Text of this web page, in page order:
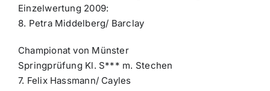
Einzelwertung 2009:
8. Petra Middelberg/ Barclay
Championat von Münster
Springprüfung Kl. S*** m. Stechen
7. Felix Hassmann/ Cayles